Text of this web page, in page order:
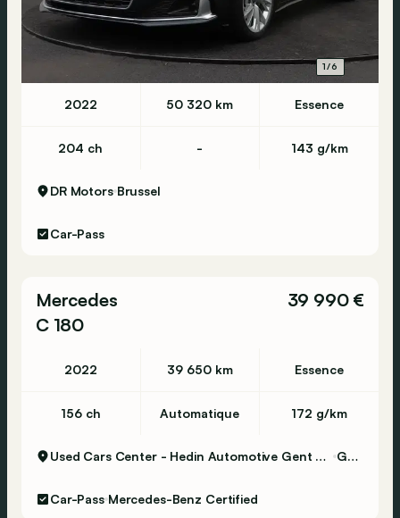
1/6
2022 50 320 km Essence
204 ch - 143 g/km
DR Motors Brussel
Car-Pass
Mercedes
C 180
39 990 €
2022 39 650 km Essence
156 ch Automatique 172 g/km
Used Cars Center - Hedin Automotive Gent Certified Gent
Car-Pass Mercedes-Benz Certified